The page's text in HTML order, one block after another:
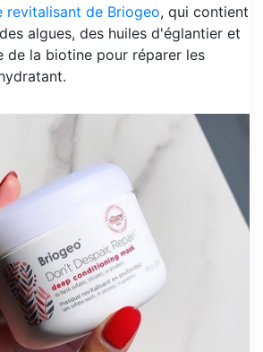
revitalisant de Briogeo, qui contient
algues, des huiles d'églantier et
de la biotine pour réparer les